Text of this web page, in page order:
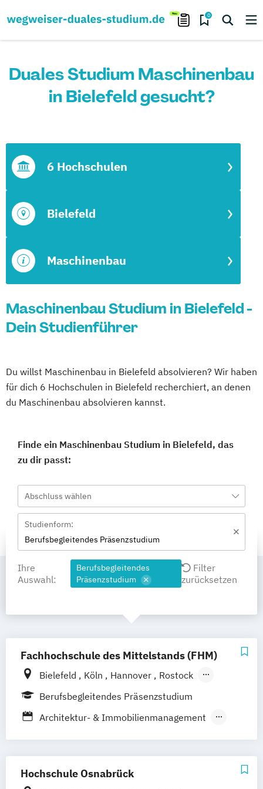
0
Duales Studium Maschinenbau
in Bielefeld gesucht?
Maschinenbau
Bielefeld
6 Hochschulen
Maschinenbau Studium in Bielefeld -
Dein Studienführer
Du willst Maschinenbau in Bielefeld absolvieren? Wir haben
für dich 6 Hochschulen in Bielefeld recherchiert, an denen
du Maschinenbau absolvieren kannst.
Finde ein Maschinenbau Studium in Bielefeld, das
zu dir passt:
Abschluss wählen
Studienform:
Berufsbegleitendes Präsenzstudium
Ihre
Auswahl:
Berufsbegleitendes
Präsenzstudium
Filter
zurücksetzen
Fachhochschule des Mittelstands (FHM)
Bielefeld Köln Hannover
Rostock
Bamberg
Berlin Düren
Frechen
Berufsbegleitendes Präsenzstudium
Architektur- & Immobilienmanagement
Digital Business Management
Hochschule Osnabrück